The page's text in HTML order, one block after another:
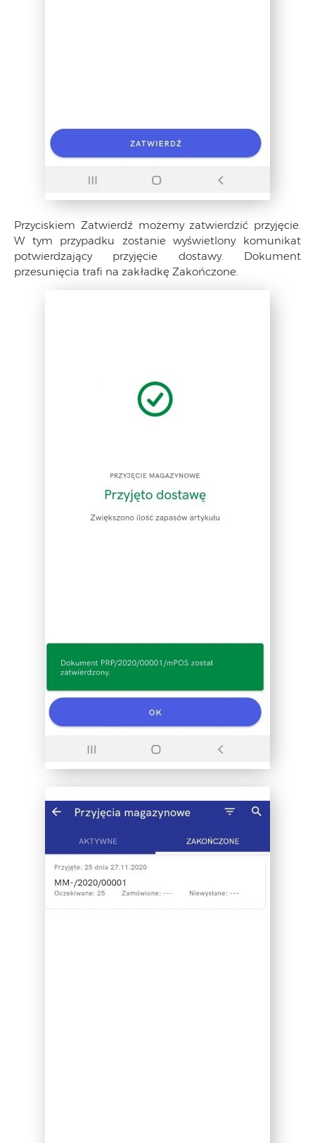
Przyciskiem Zatwierdź możemy zatwierdzić przyjęcie.
W tym przypadku zostanie wyświetlony komunikat
potwierdzający przyjęcie dostawy. Dokument
przesunięcia trafi na zakładkę Zakończone.